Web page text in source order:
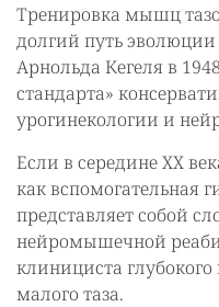
Тренировка мышц
долгий путь
Арнольда Кегеля в
стандарта»
урогинекологии и
Если в середине XX
как вспомогательная
представляет собой
нейромышечной
клинициста
малого таза.